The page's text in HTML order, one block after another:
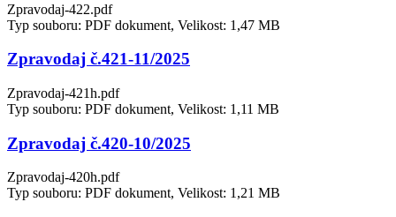
Zpravodaj-422.pdf
Typ souboru: PDF dokument, Velikost: 1,47 MB
Zpravodaj č.421-11/2025
Zpravodaj-421h.pdf
Typ souboru: PDF dokument, Velikost: 1,11 MB
Zpravodaj č.420-10/2025
Zpravodaj-420h.pdf
Typ souboru: PDF dokument, Velikost: 1,21 MB